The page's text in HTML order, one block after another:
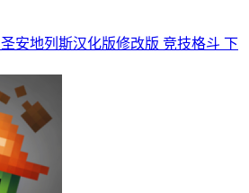
圣安地列斯汉化版修改版 竞技格斗 下